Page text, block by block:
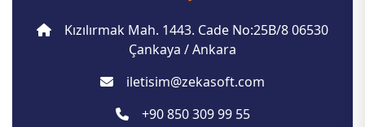
Kızılırmak Mah. 1443. Cade No:25B/8 06530
Çankaya / Ankara
iletisim@zekasoft.com
+90 850 309 99 55